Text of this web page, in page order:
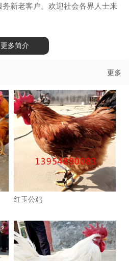
务新老客户。欢迎社会各界人士来
更多简介
更多
红玉公鸡